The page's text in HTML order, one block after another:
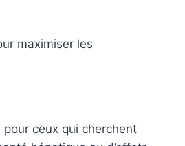
maximiser les
ceux qui cherchent